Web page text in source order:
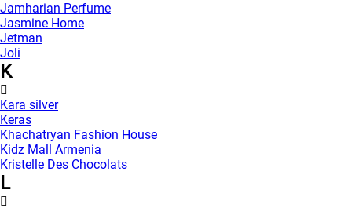
Jamharian Perfume
Jasmine Home
Jetman
Joli
K
Kara silver
Keras
Khachatryan Fashion House
Kidz Mall Armenia
Kristelle Des Chocolats
L